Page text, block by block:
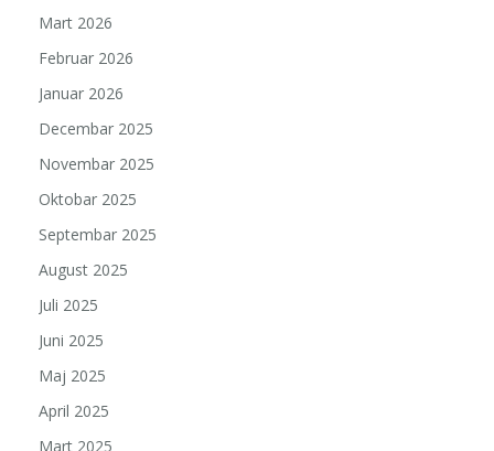
Mart 2026
Februar 2026
Januar 2026
Decembar 2025
Novembar 2025
Oktobar 2025
Septembar 2025
August 2025
Juli 2025
Juni 2025
Maj 2025
April 2025
Mart 2025